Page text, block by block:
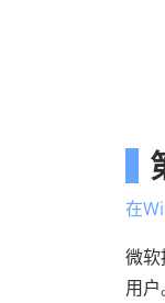
在
微软
用